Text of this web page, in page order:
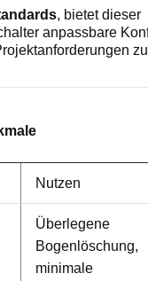
, bietet dieser
anpassbare
Nutzen
Überlegene
Bogenlöschung,
minimale